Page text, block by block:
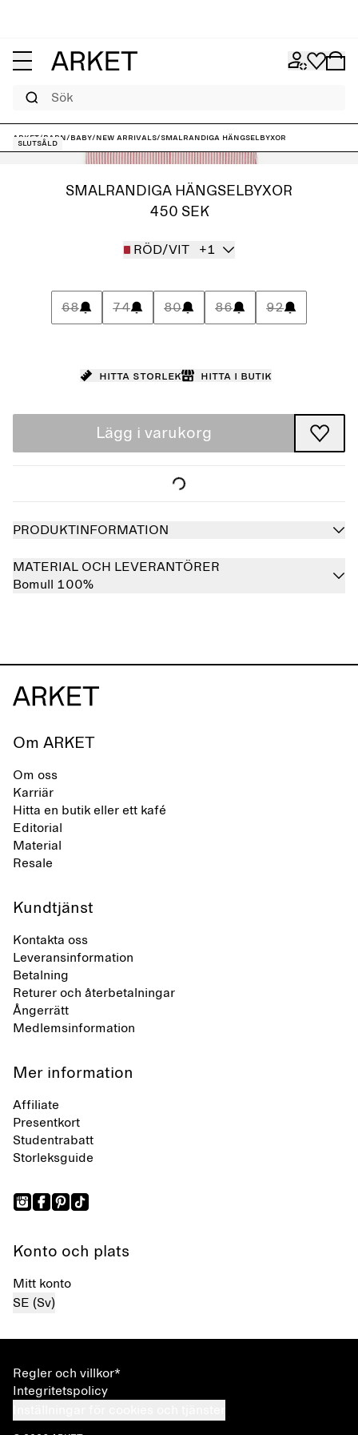
ARKET/Barn/Baby/New arrivals/Smalrandiga hängselbyxor
Slutsåld
SMALRANDIGA HÄNGSELBYXOR
450 SEK
RÖD/VIT +1
68 74 80 86 92
Hitta storlek Hitta i butik
Lägg i varukorg
PRODUKTINFORMATION
MATERIAL OCH LEVERANTÖRER
Bomull 100%
Om ARKET
Om oss
Karriär
Hitta en butik eller ett kafé
Editorial
Material
Resale
Kundtjänst
Kontakta oss
Leveransinformation
Betalning
Returer och återbetalningar
Ångerrätt
Medlemsinformation
Mer information
Affiliate
Presentkort
Studentrabatt
Storleksguide
Konto och plats
Mitt konto
SE (Sv)
Regler och villkor*
Integritetspolicy